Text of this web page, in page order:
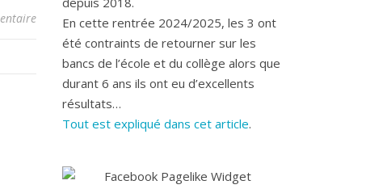
En cette rentrée 2024/2025, les 3 ont
été contraints de retourner sur les
bancs de l’école et du collège alors que
durant 6 ans ils ont eu d’excellents
résultats…
Tout est expliqué dans cet article.